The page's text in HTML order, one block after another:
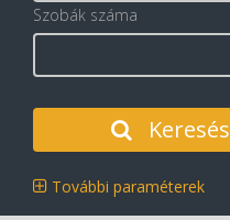
Szobák száma
Keresés
További paraméterek